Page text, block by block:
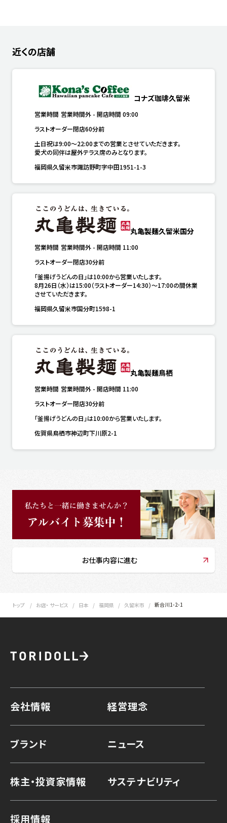
近くの店舗
コナズ珈琲久留米
営業時間 営業時間外 - 開店時間 09:00
ラストオーダー閉店60分前
土日祝は9:00～22:00までの営業とさせていただきます。
愛犬の同伴は屋外テラス席のみとなります。
福岡県久留米市諏訪野町字中田1951-1-3
丸亀製麺久留米国分
営業時間 営業時間外 - 開店時間 11:00
ラストオーダー閉店30分前
「釜揚げうどんの日」は10:00から営業いたします。
8月26日（水）は15:00（ラストオーダー14:30）～17:00の間休業
させていただきます。
福岡県久留米市国分町1598-1
丸亀製麺鳥栖
営業時間 営業時間外 - 開店時間 11:00
ラストオーダー閉店30分前
「釜揚げうどんの日」は10:00から営業いたします。
佐賀県鳥栖市神辺町下川原2-1
お仕事内容に進む
トップ お店・ サービス 日本 福岡県 久留米市 新合川1-2-1
会社情報 経営理念
ブランド ニュース
株主・投資家情報 サステナビリティ
採用情報